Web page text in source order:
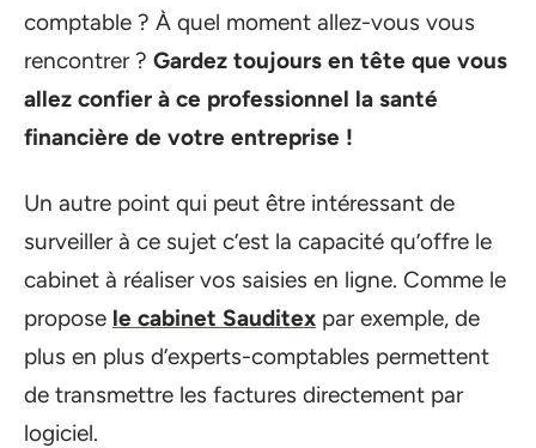
comptable ? À quel moment allez-vous vous
rencontrer ? Gardez toujours en tête que vous
allez confier à ce professionnel la santé
financière de votre entreprise !
Un autre point qui peut être intéressant de
surveiller à ce sujet c’est la capacité qu’offre le
cabinet à réaliser vos saisies en ligne. Comme le
propose le cabinet Sauditex par exemple, de
plus en plus d’experts-comptables permettent
de transmettre les factures directement par
logiciel.